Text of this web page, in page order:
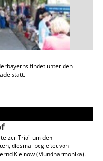
findet unter den
statt.
Trio" um den
diesmal begleitet von
Kleinow (Mundharmonika).